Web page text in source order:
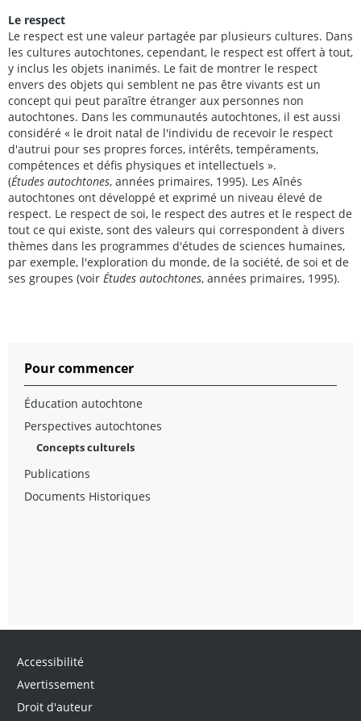
Le respect
Le respect est une valeur partagée par plusieurs cultures. Dans
les cultures autochtones, cependant, le respect est offert à tout,
y inclus les objets inanimés. Le fait de montrer le respect
envers des objets qui semblent ne pas être vivants est un
concept qui peut paraître étranger aux personnes non
autochtones. Dans les communautés autochtones, il est aussi
considéré « le droit natal de l'individu de recevoir le respect
d'autrui pour ses propres forces, intérêts, tempéraments,
compétences et défis physiques et intellectuels ».
(Études autochtones, années primaires, 1995). Les Aînés
autochtones ont développé et exprimé un niveau élevé de
respect. Le respect de soi, le respect des autres et le respect de
tout ce qui existe, sont des valeurs qui correspondent à divers
thèmes dans les programmes d'études de sciences humaines,
par exemple, l'exploration du monde, de la société, de soi et de
ses groupes (voir Études autochtones, années primaires, 1995).
Pour commencer
Éducation autochtone
Perspectives autochtones
Concepts culturels
Publications
Documents Historiques
Accessibilité
Avertissement
Droit d'auteur